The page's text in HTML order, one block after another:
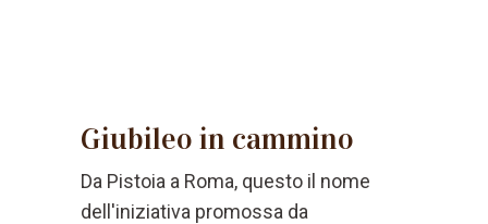
Giubileo in cammino
Da Pistoia a Roma, questo il nome
dell'iniziativa promossa da